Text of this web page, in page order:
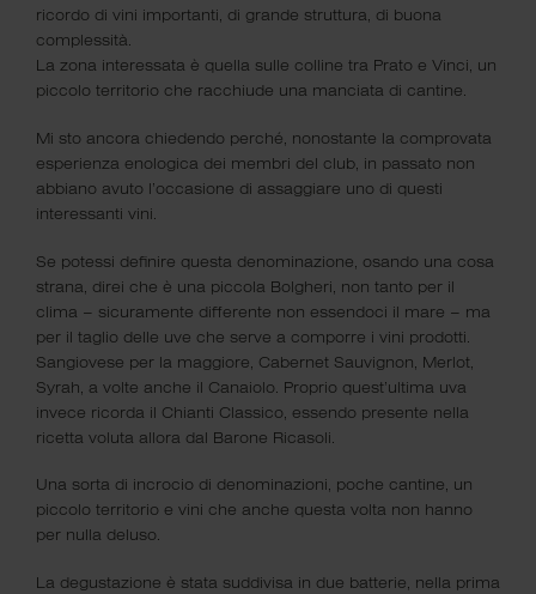
Ciao, sono Paolo, l’Oste del Pettirosso.
“Un bicchiere con l’Oste” è nato il 18 maggio del 2019
quali, mensilmente, proponevo degustazioni tematiche
ricordo di vini importanti, di grande struttura, di buona
complessità.
La zona interessata è quella sulle colline tra Prato e Vinci, un
piccolo territorio che racchiude una manciata di cantine.
Mi sto ancora chiedendo perché, nonostante la comprovata
esperienza enologica dei membri del club, in passato non
abbiano avuto l’occasione di assaggiare uno di questi
interessanti vini.
Se potessi definire questa denominazione, osando una cosa
strana, direi che è una piccola Bolgheri, non tanto per il
clima – sicuramente differente non essendoci il mare – ma
per il taglio delle uve che serve a comporre i vini prodotti.
Sangiovese per la maggiore, Cabernet Sauvignon, Merlot,
Syrah, a volte anche il Canaiolo. Proprio quest’ultima uva
invece ricorda il Chianti Classico, essendo presente nella
ricetta voluta allora dal Barone Ricasoli.
Una sorta di incrocio di denominazioni, poche cantine, un
piccolo territorio e vini che anche questa volta non hanno
per nulla deluso.
La degustazione è stata suddivisa in due batterie, nella prima